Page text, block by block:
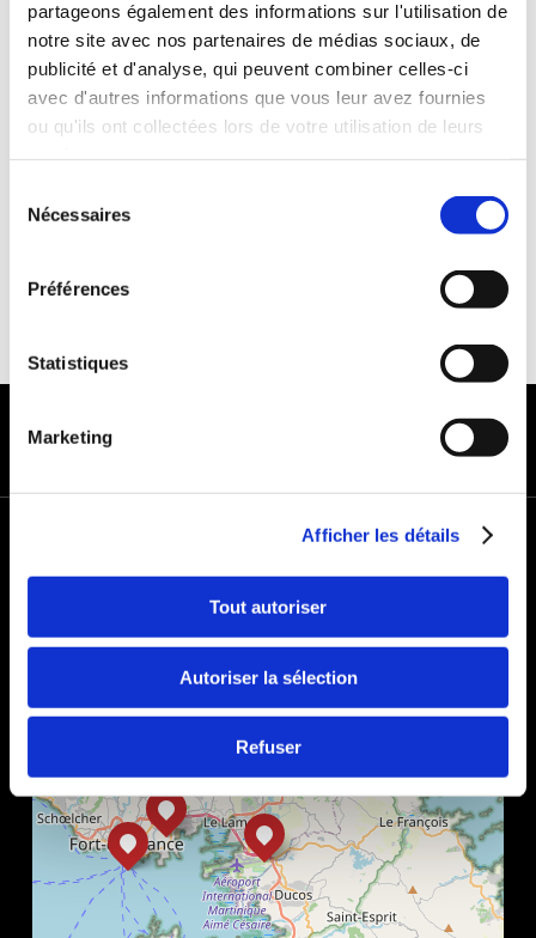
partageons également des informations sur l'utilisation de
notre site avec nos partenaires de médias sociaux, de
publicité et d'analyse, qui peuvent combiner celles-ci
avec d'autres informations que vous leur avez fournies
ou qu'ils ont collectées lors de votre utilisation de leurs
Nécessaires
Préférences
Statistiques
Marketing
Afficher les détails
Tout autoriser
Autoriser la sélection
Refuser
Années de permis :2 ans
ASSURANCE
Franchise : 1000 €
Caution :1000 €
−